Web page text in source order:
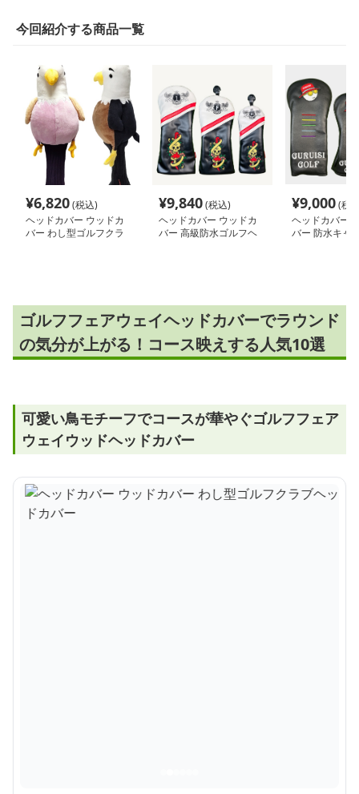
今回紹介する商品一覧
¥6,820(税込)
ヘッドカバー ウッドカ
バー わし型ゴルフクラ
¥9,840(税込)
ヘッドカバー ウッドカ
バー 高級防水ゴルフヘ
¥9,000(税
ヘッドカバー
バー 防水キャ
ゴルフフェアウェイヘッドカバーでラウンド
の気分が上がる！コース映えする人気10選
可愛い鳥モチーフでコースが華やぐゴルフフェア
ウェイウッドヘッドカバー